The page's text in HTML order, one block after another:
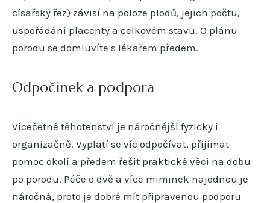
císařský řez) závisí na poloze plodů, jejich počtu,
uspořádání placenty a celkovém stavu. O plánu
porodu se domluvíte s lékařem předem.
Odpočinek a podpora
Vícečetné těhotenství je náročnější fyzicky i
organizačně. Vyplatí se víc odpočívat, přijímat
pomoc okolí a předem řešit praktické věci na dobu
po porodu. Péče o dvě a více miminek najednou je
náročná, proto je dobré mít připravenou podporu